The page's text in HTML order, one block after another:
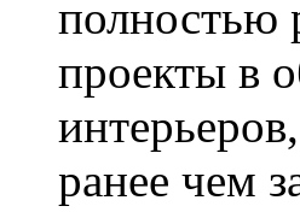
полностью
проекты в
ранее чем